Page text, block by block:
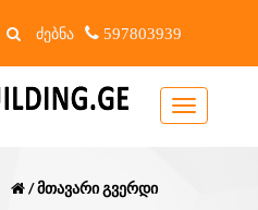
597803939
Toggle
navigation
/ მთავარი გვერდი